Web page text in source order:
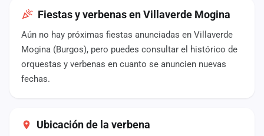
Fiestas y verbenas en Villaverde Mogina
Aún no hay próximas fiestas anunciadas en Villaverde
Mogina (Burgos), pero puedes consultar el histórico de
orquestas y verbenas en cuanto se anuncien nuevas
fechas.
Ubicación de la verbena
Rankings
Vídeos
Anuncios